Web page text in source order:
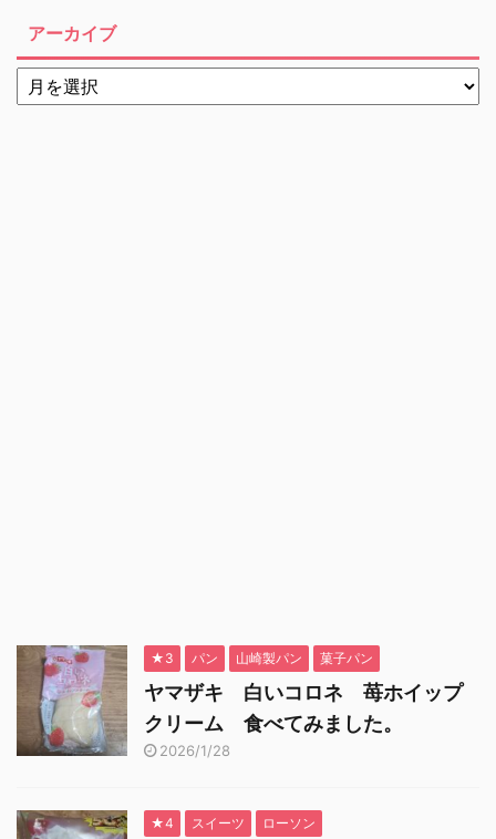
アーカイブ
★3 パン 山崎製パン 菓子パン
ヤマザキ 白いコロネ 苺ホイップ
クリーム 食べてみました。
2026/1/28
★4 スイーツ ローソン